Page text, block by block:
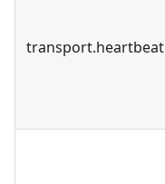
transport.heartbeat